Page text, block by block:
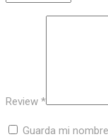
Review *
Guarda mi